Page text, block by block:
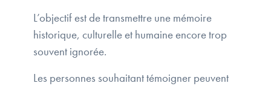
L’objectif est de transmettre une mémoire
historique, culturelle et humaine encore trop
souvent ignorée.
Les personnes souhaitant témoigner peuvent